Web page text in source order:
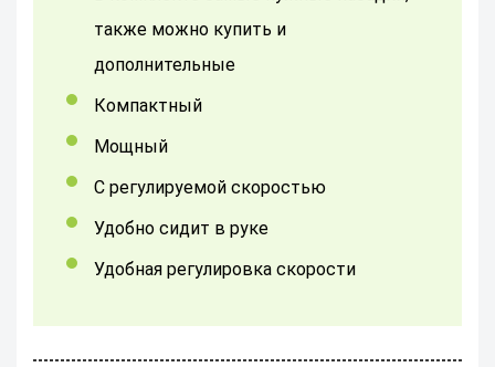
также можно купить и
дополнительные
Компактный
мощный
с регулируемой скоростью
удобно сидит в руке
удобная регулировка скорости